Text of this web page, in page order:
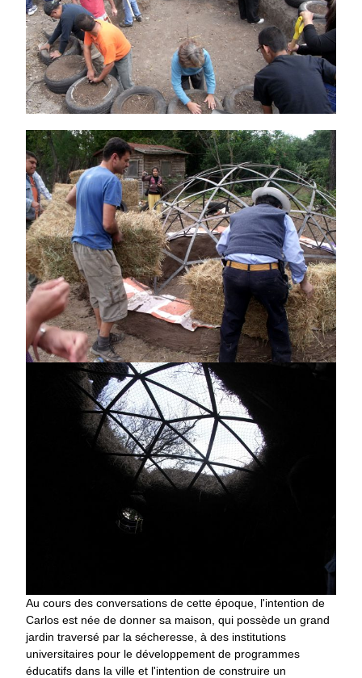
Au cours des conversations de cette époque, l'intention de
Carlos est née de donner sa maison, qui possède un grand
jardin traversé par la sécheresse, à des institutions
universitaires pour le développement de programmes
éducatifs dans la ville et l'intention de construire un